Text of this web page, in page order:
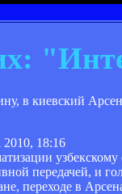
в киевский
2010, 18:16
передачей, и
переходе в